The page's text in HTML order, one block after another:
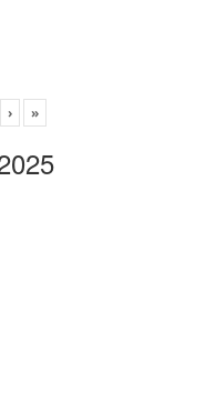
› »